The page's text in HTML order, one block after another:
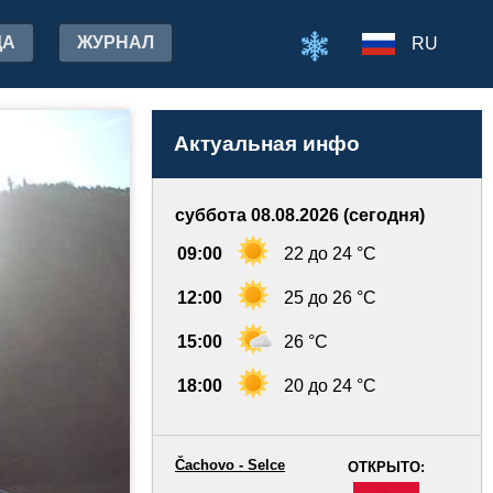
ЖУРНАЛ RU
Актуальная инфо
суббота 08.08.2026 (сегодня)
09:00 22 до 24 °C
12:00 25 до 26 °C
15:00 26 °C
18:00 20 до 24 °C
ОТКРЫТО:
Čachovo - Selce